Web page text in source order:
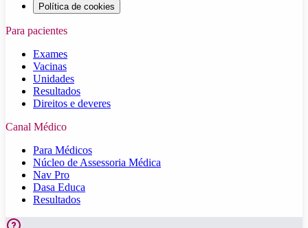
Política de cookies
Para pacientes
Exames
Vacinas
Unidades
Resultados
Direitos e deveres
Canal Médico
Para Médicos
Núcleo de Assessoria Médica
Nav Pro
Dasa Educa
Resultados